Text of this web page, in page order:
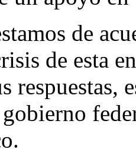
de
de esta
respuestas,